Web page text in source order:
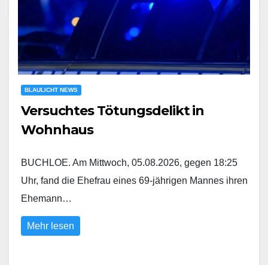
BLAULICHT NEWS
Versuchtes Tötungsdelikt in
Wohnhaus
BUCHLOE. Am Mittwoch, 05.08.2026, gegen 18:25
Uhr, fand die Ehefrau eines 69-jährigen Mannes ihren
Ehemann…
Mehr lesen